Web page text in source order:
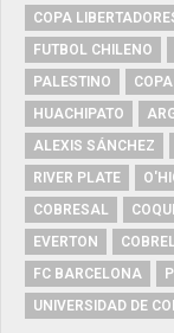
COPA
FUTBOL CHILENO
PALESTINO
HUACHIPATO
ALEXIS SÁNCHEZ
RIVER PLATE
COBRESAL
EVERTON
FC BARCELONA
UNIVERSIDAD DE